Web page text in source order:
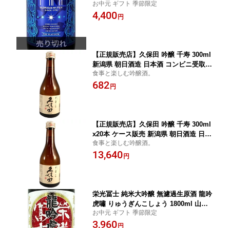
酒 クール便 あす楽 お酒 お中元 プレゼ
ント
お中元 ギフト 季節限定
4,400 円
【正規販売店】久保田 吟醸 千寿 300ml
新潟県 朝日酒造 日本酒 コンビニ受取対
応商品 お酒 お中元 プレゼント
食事と楽しむ吟醸酒。
682 円
【正規販売店】久保田 吟醸 千寿 300ml
x20本 ケース販売 新潟県 朝日酒造 日本
酒 コンビニ受取対応商品 お酒 お中元
プレゼント
食事と楽しむ吟醸酒。
13,640 円
栄光冨士 純米大吟醸 無濾過生原酒 龍吟
虎嘯 りゅうぎんこしょう 1800ml 山形
県 冨士酒造 日本酒 クール便 あす楽 お
酒 お中元 プレゼント
お中元 ギフト 季節限定
3,960 円